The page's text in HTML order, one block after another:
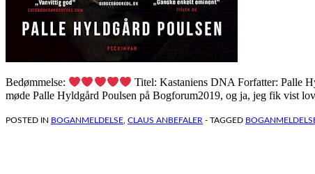
Bedømmelse:
Titel: Kastaniens DNA Forfatter: Palle
møde Palle Hyldgård Poulsen på Bogforum2019, og ja, jeg fik vist
POSTED IN BOGANMELDELSE CLAUS ANBEFALER - TAGGED